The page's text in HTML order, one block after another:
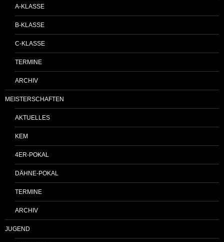
A-KLASSE
B-KLASSE
C-KLASSE
TERMINE
ARCHIV
MEISTERSCHAFTEN
AKTUELLES
KEM
4ER-POKAL
DÄHNE-POKAL
TERMINE
ARCHIV
JUGEND